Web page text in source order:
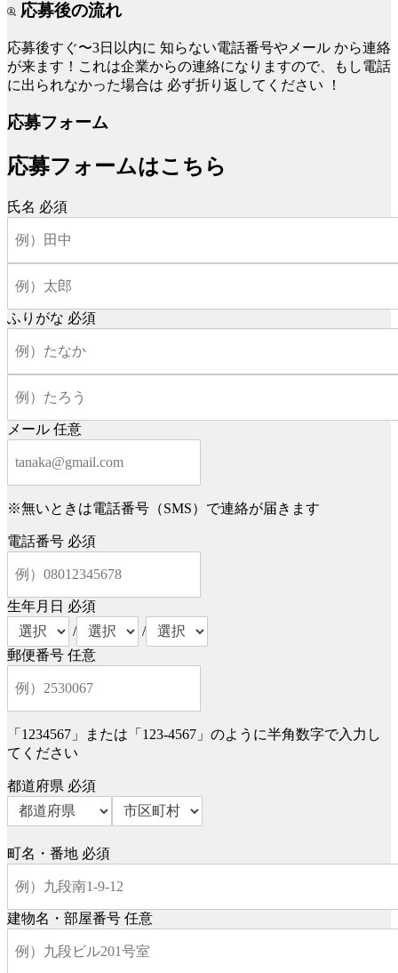
応募後の流れ
応募後すぐ〜3日以内に 知らない電話番号やメール から連絡
が来ます！これは企業からの連絡になりますので、もし電話
に出られなかった場合は 必ず折り返してください ！
応募フォーム
応募フォームはこちら
氏名 必須
ふりがな 必須
メール 任意
※無いときは電話番号（SMS）で連絡が届きます
電話番号 必須
生年月日 必須
/
/
郵便番号 任意
「1234567」または「123-4567」のように半角数字で入力し
てください
都道府県 必須
町名・番地 必須
建物名・部屋番号 任意